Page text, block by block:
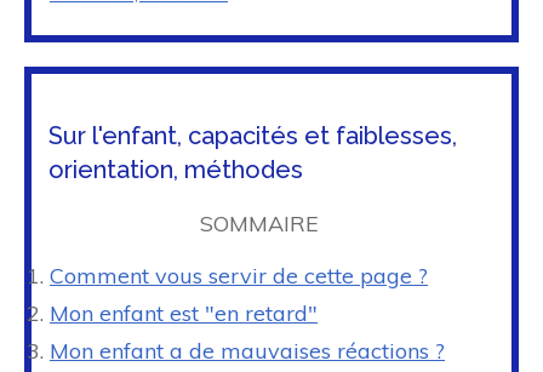
Sur l'enfant, capacités et faiblesses,
orientation, méthodes
SOMMAIRE
Comment vous servir de cette page ?
Mon enfant est "en retard"
Mon enfant a de mauvaises réactions ?